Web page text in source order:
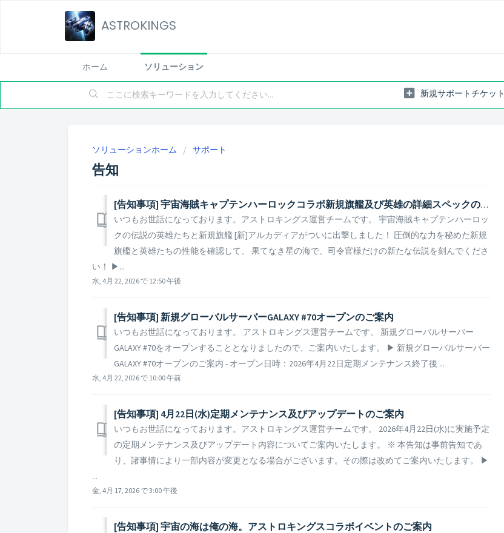
ASTROKINGS
ホーム ソリューション
新規サポートチケット
ソリューションホーム サポート
告知
[告知事項] 宇宙海賊キャプテンハーロックコラボ新規旗艦及び英雄の詳細スペックのご案内
いつもお世話になっております。アストロキングス運営チームです。 宇宙海賊キャプテンハーロッ
クの伝説の英雄たちと新規旗艦 [新]アルカディアがついに出撃しました！ 圧倒的な力を秘めた新規
旗艦と英雄たちの性能を確認して、 果てなき星の海で、司令官様だけの新たな伝説を刻んでくださ
い！ ▶...
水, 4月 22, 2026 で 12:50 午後
[告知事項] 新規グローバルサーバーGALAXY #70オープンのご案内
いつもお世話になっております。 アストロキングス運営チームです。 新規グローバルサーバー
GALAXY #70をオープンすることとなりましたので、ご案内いたします。 ▶ 新規グローバルサーバー
GALAXY #70オープンのご案内 - オープン日時：2026年4月22日定期メンテナンス終了後 ...
水, 4月 22, 2026 で 10:00 午前
[告知事項] 4月22日(水)定期メンテナンス及びアップデートのご案内
いつもお世話になっております。アストロキングス運営チームです。 2026年4月22日(水)に実施予定
の定期メンテナンス及びアップデート内容についてご案内いたします。 ※ 本告知は事前告知であ
り、諸事情により一部内容が変更となる場合がございます。その際は改めてご案内いたします。 ▶
...
金, 4月 17, 2026 で 3:00 午後
[告知事項] 宇宙の海は俺の海。アストロキングスコラボイベントのご案内